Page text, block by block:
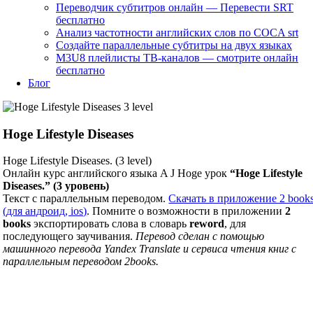
Переводчик субтитров онлайн — Перевести SRT
бесплатно
Анализ частотности английских слов по COCA srt
Создайте параллельные субтитры на двух языках
M3U8 плейлисты ТВ‑каналов — смотрите онлайн
бесплатно
Блог
Hoge Lifestyle Diseases
Hoge Lifestyle Diseases. (3 level)
Онлайн курс английского языка A J Hoge урок“Hoge Lifestyle
Diseases.” (3 уровень)
Текст с параллельным переводом.Скачать в приложение 2
(для андроид, ios). Помните о возможности в приложении2
booksэкспортировать слова в словарьreword, для
последующего заучивания. Перевод сделан с помощью
машинного перевода Yandex Translate и сервиса чтения книг с
параллельным переводом 2books.